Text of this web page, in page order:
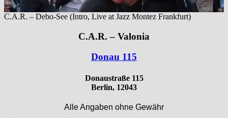
C.A.R. – Debo-See (Intro, Live at Jazz Montez Frankfurt)
C.A.R. – Valonia
Donau 115
Donaustraße 115
Berlin, 12043
Alle Angaben ohne Gewähr